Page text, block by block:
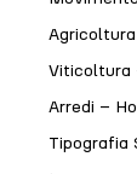
Agricoltura
Viticoltura
Arredi –
Tipografia